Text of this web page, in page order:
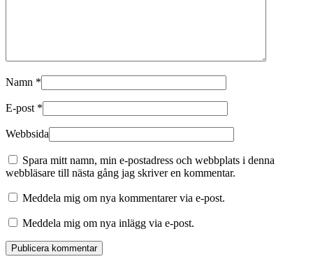
Namn *
E-post *
Webbsida
Spara mitt namn, min e-postadress och webbplats i denna
webbläsare till nästa gång jag skriver en kommentar.
Meddela mig om nya kommentarer via e-post.
Meddela mig om nya inlägg via e-post.